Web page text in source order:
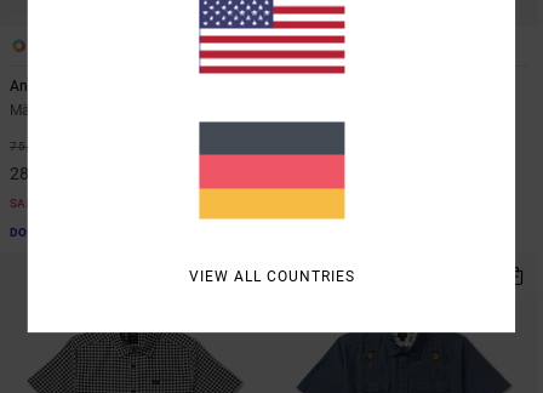
ARTIST NETWORK PROGRAM
Antonia Figueiredo Checker Sponge
Männer Grün Kurzarmhemd
75,00 €
28,12 €
SALE
DOPPELTER RABATT EXTRA 25 %
1
VIEW ALL COUNTRIES